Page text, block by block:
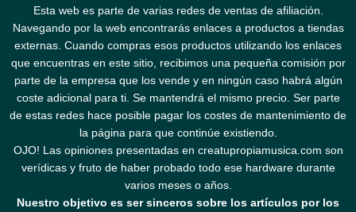
Esta web es parte de varias redes de ventas de afiliación.
Navegando por la web encontrarás enlaces a productos a tiendas
externas. Cuando compras esos productos utilizando los enlaces
que encuentras en este sitio, recibimos una pequeña comisión por
parte de la empresa que los vende y en ningún caso habrá algún
coste adicional para ti. Se mantendrá el mismo precio. Ser parte
de estas redes hace posible pagar los costes de mantenimiento de
la página para que continúe existiendo.
OJO! Las opiniones presentadas en creatupropiamusica.com son
verídicas y fruto de haber probado todo ese hardware durante
varios meses o años.
Nuestro objetivo es ser sinceros sobre los artículos por los